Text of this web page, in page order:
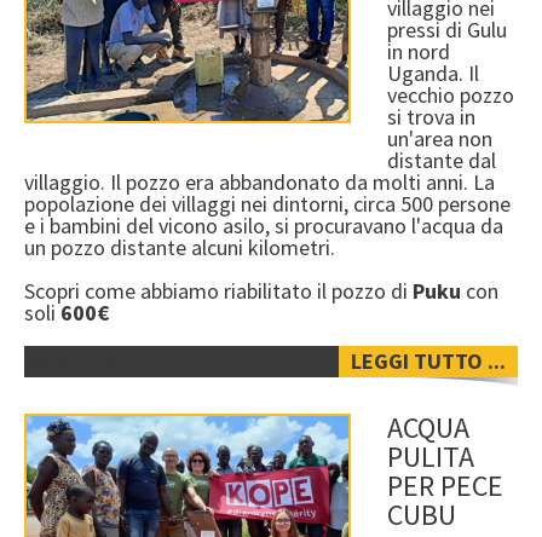
villaggio nei
pressi di Gulu
in nord
Uganda. Il
vecchio pozzo
si trova in
un'area non
distante dal
villaggio. Il pozzo era abbandonato da molti anni. La
popolazione dei villaggi nei dintorni, circa 500 persone
e i bambini del vicono asilo, si procuravano l'acqua da
un pozzo distante alcuni kilometri.
Scopri come abbiamo riabilitato il pozzo di Puku con
soli600€
LEGGI TUTTO ...
ACQUA
PULITA
PER PECE
CUBU